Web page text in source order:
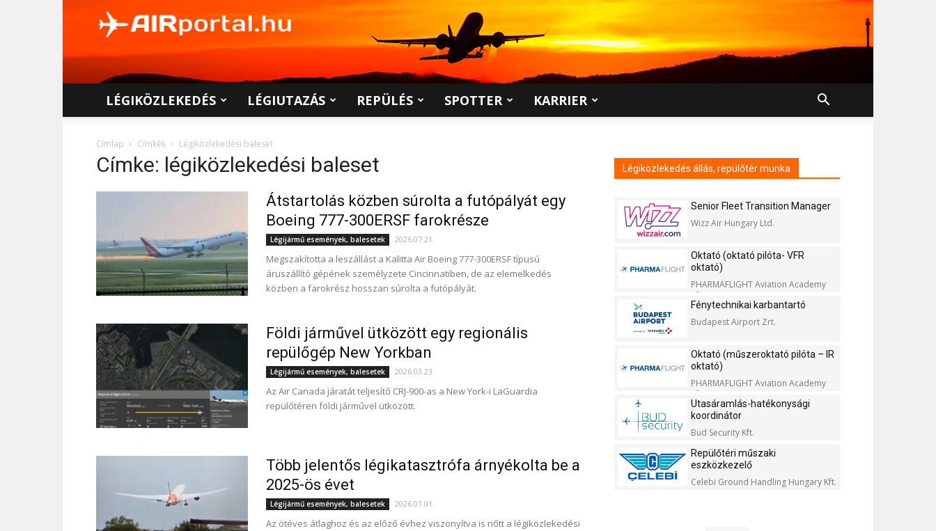
LÉGIKÖZLEKEDÉS LÉGIUTAZÁS REPÜLÉS SPOTTER KARRIER
Címlap Címkék Légiközlekedési baleset
Címke: légiközlekedési baleset
Átstartolás közben súrolta a futópályát egy
Boeing 777-300ERSF farokrésze
Légijármű események, balesetek 2026.07.21.
Megszakította a leszállást a Kalitta Air Boeing 777-300ERSF típusú
áruszállító gépének személyzete Cincinnatiben, de az elemelkedés
közben a farokrész hosszan súrolta a futópályát.
Földi járművel ütközött egy regionális
repülőgép New Yorkban
Légijármű események, balesetek 2026.03.23.
Az Air Canada járatát teljesítő CRJ-900-as a New York-i LaGuardia
repülőtéren földi járművel ütközött.
Több jelentős légikatasztrófa árnyékolta be a
2025-ös évet
Légijármű események, balesetek 2026.01.01.
Az ötéves átlaghoz és az előző évhez viszonyítva is nőtt a légiközlekedési
Légiközlekedés állás, repülőtér munka
Senior Fleet Transition Manager
Wizz Air Hungary Ltd.
Oktató (oktató pilóta- VFR
oktató)
PHARMAFLIGHT Aviation Academy
Kft.
Fénytechnikai karbantartó
Budapest Airport Zrt.
Oktató (műszeroktató pilóta – IR
oktató)
PHARMAFLIGHT Aviation Academy
Kft.
Utasáramlás-hatékonysági
koordinátor
Bud Security Kft.
Repülőtéri műszaki
eszközkezelő
Celebi Ground Handling Hungary Kft.